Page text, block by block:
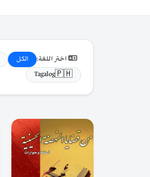
اختر اللغة: الكل
🇵🇭
Tagalog